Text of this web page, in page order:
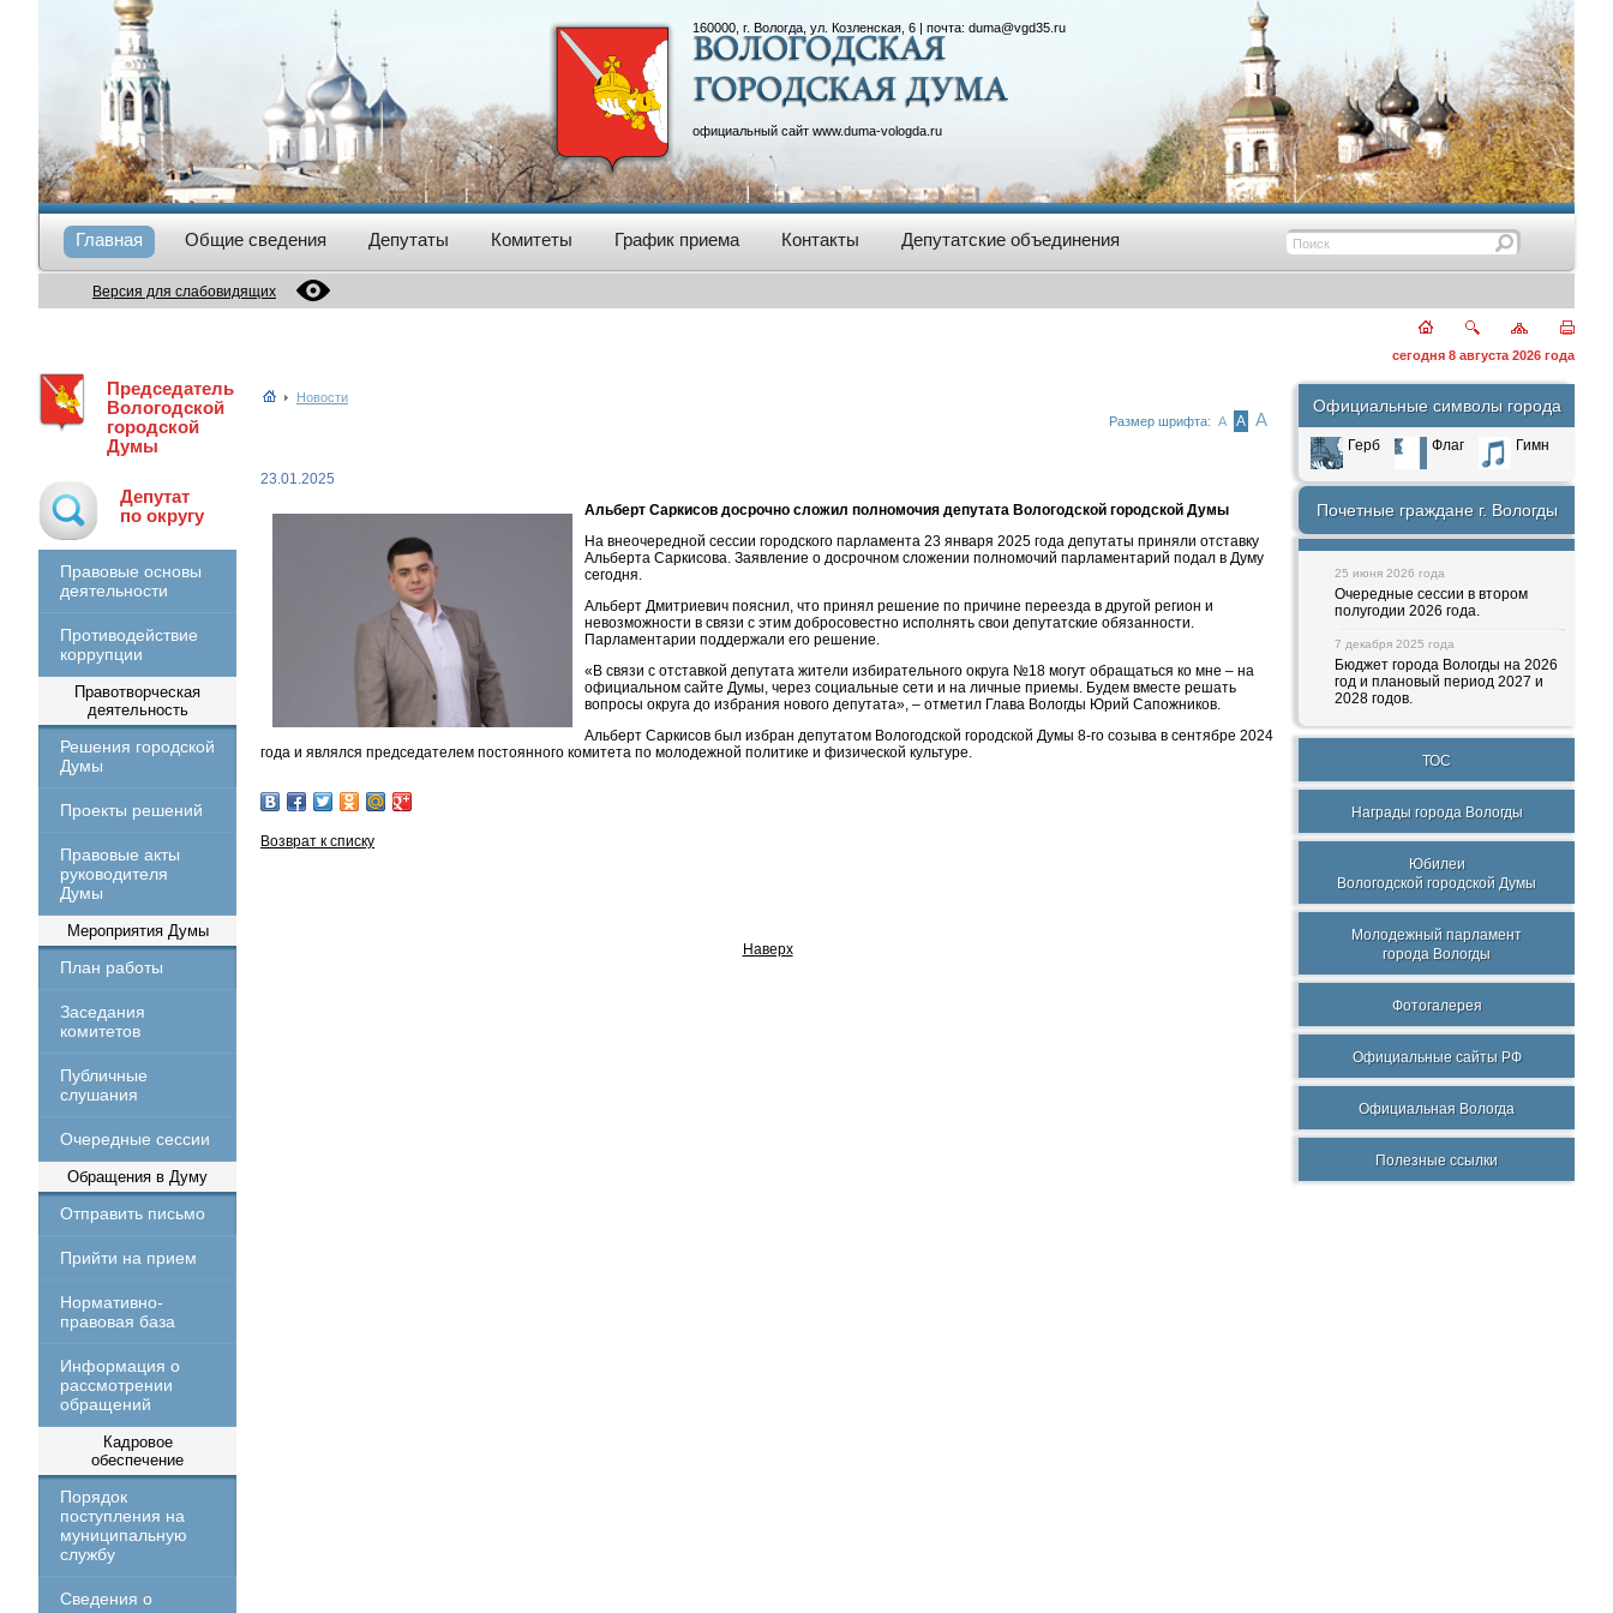
160000, г. Вологда, ул. Козленская, 6 | почта: duma@vgd35.ru
официальный сайт www.duma-vologda.ru
Главная Общие сведения Депутаты Комитеты График приема Контакты Депутатские объединения
Версия для слабовидящих
сегодня 8 августа 2026 года
Председатель
Вологодской
городской
Думы
Депутат
по округу
Правовые основы
деятельности
Противодействие
коррупции
Правотворческая
деятельность
Решения городской
Думы
Проекты решений
Правовые акты
руководителя
Думы
Мероприятия Думы
План работы
Заседания
комитетов
Публичные
слушания
Очередные сессии
Обращения в Думу
Отправить письмо
Прийти на прием
Нормативно-
правовая база
Информация о
рассмотрении
обращений
Кадровое
обеспечение
Порядок
поступления на
муниципальную
службу
Сведения о
Новости
Размер шрифта: А А А
23.01.2025
Альберт Саркисов досрочно сложил полномочия депутата Вологодской городской Думы
На внеочередной сессии городского парламента 23 января 2025 года депутаты приняли отставку
Альберта Саркисова. Заявление о досрочном сложении полномочий парламентарий подал в Думу
сегодня.
Альберт Дмитриевич пояснил, что принял решение по причине переезда в другой регион и
невозможности в связи с этим добросовестно исполнять свои депутатские обязанности.
Парламентарии поддержали его решение.
«В связи с отставкой депутата жители избирательного округа №18 могут обращаться ко мне – на
официальном сайте Думы, через социальные сети и на личные приемы. Будем вместе решать
вопросы округа до избрания нового депутата», – отметил Глава Вологды Юрий Сапожников.
Альберт Саркисов был избран депутатом Вологодской городской Думы 8-го созыва в сентябре 2024
года и являлся председателем постоянного комитета по молодежной политике и физической культуре.
Возврат к списку
Наверх
Официальные символы города
Герб Флаг Гимн
Почетные граждане г. Вологды
25 июня 2026 года
Очередные сессии в втором
полугодии 2026 года.
7 декабря 2025 года
Бюджет города Вологды на 2026
год и плановый период 2027 и
2028 годов.
ТОС
Награды города Вологды
Юбилеи
Вологодской городской Думы
Молодежный парламент
города Вологды
Фотогалерея
Официальные сайты РФ
Официальная Вологда
Полезные ссылки